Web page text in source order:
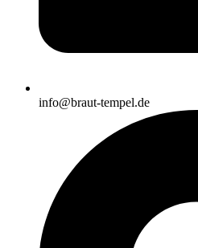
info@braut-tempel.de